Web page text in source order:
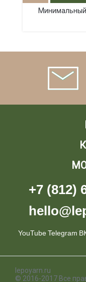
Минимальный
+7 (812)
YouTubeTelegram
lepoyarn.ru
© 2016-2017 Все